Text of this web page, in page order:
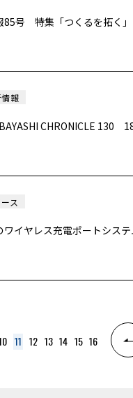
85号 特集「つくるを拓く
報
CHRONICLE 130
ス
イヤレス充電ポートシステ
11 12 13 14 15 16